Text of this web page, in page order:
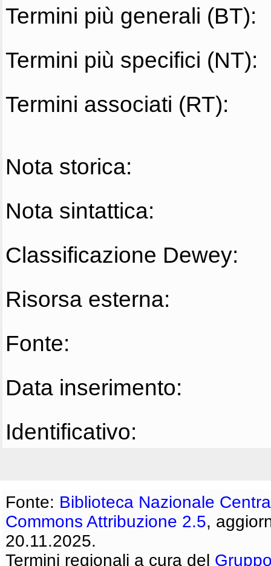
Termini più generali (BT):
Termini più specifici (NT):
Termini associati (RT):
Nota storica:
Nota sintattica:
Classificazione Dewey:
Risorsa esterna:
Fonte:
Data inserimento:
Identificativo:
Fonte: Biblioteca Nazionale
Commons Attribuzione 2.5,
20.11.2025.
Termini regionali a cura del